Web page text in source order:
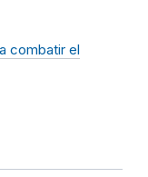
combatir el